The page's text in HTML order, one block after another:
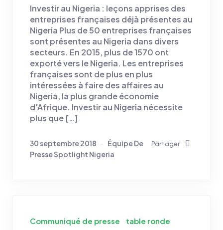
Investir au Nigeria : leçons apprises des
entreprises françaises déjà présentes au
Nigeria Plus de 50 entreprises françaises
sont présentes au Nigeria dans divers
secteurs. En 2015, plus de 1570 ont
exporté vers le Nigeria. Les entreprises
françaises sont de plus en plus
intéressées à faire des affaires au
Nigeria, la plus grande économie
d'Afrique. Investir au Nigeria nécessite
plus que […]
Partager
30 septembre 2018
Équipe De
Presse Spotlight Nigeria
Communiqué de presse
table ronde